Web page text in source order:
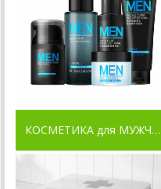
КОСМЕТИКА для МУЖЧИН